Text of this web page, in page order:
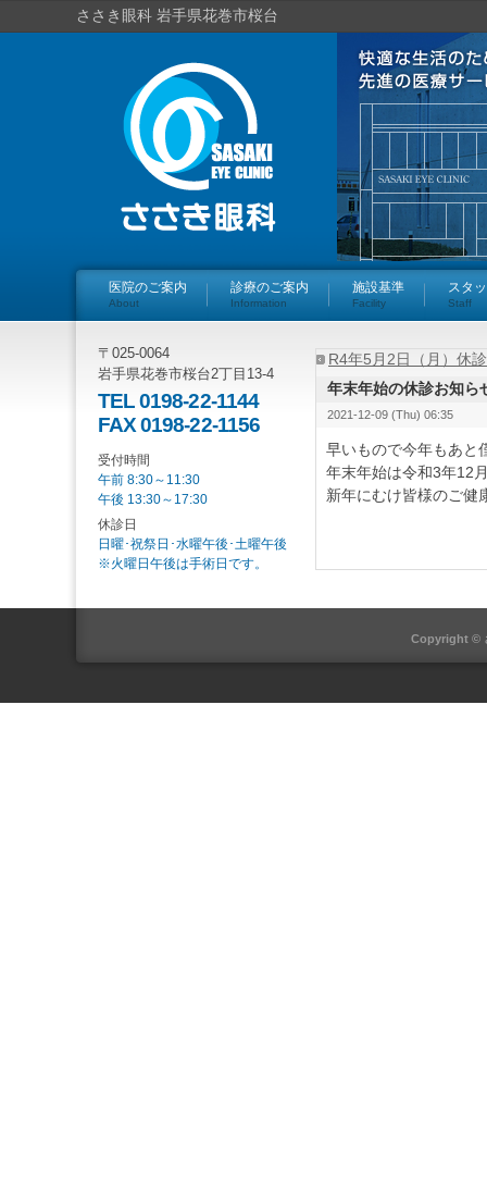
ささき眼科 岩手県花巻市桜台
医院のご案内
About
診療のご案内
Information
施設基準
Facility
スタ
Staff
R4年5月2日（月）休
年末年始の休診お知ら
2021-12-09 (Thu) 06:35
早いもので今年もあと
年末年始は令和3年12
新年にむけ皆様のご健
〒025-0064
岩手県花巻市桜台2丁目13-4
TEL 0198-22-1144
FAX 0198-22-1156
受付時間
午前 8:30～11:30
午後 13:30～17:30
休診日
日曜･祝祭日･水曜午後･土曜午後
※火曜日午後は手術日です。
Copyright ©